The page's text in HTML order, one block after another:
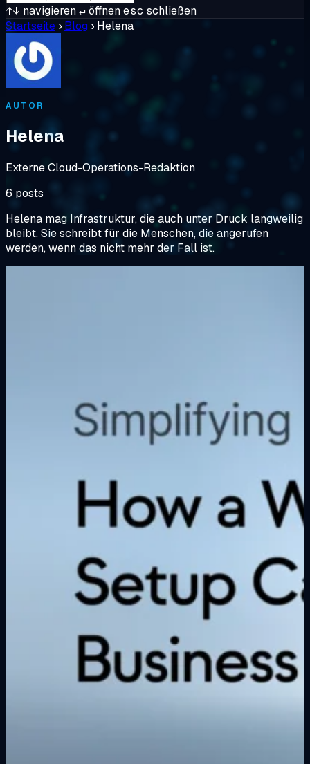
↑↓ navigieren↵öffnenesc schließen
Startseite › Blog › Helena
AUTOR
Helena
Externe Cloud-Operations-Redaktion
6 posts
Helena mag Infrastruktur, die auch unter Druck langweilig
bleibt. Sie schreibt für die Menschen, die angerufen
werden, wenn das nicht mehr der Fall ist.